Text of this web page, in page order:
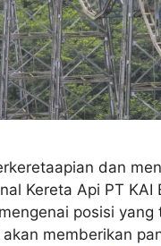
dan
Kereta Api PT
posisi
memberikan